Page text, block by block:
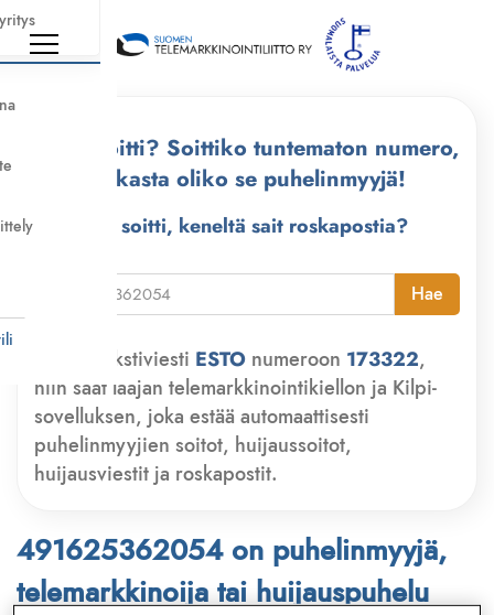
Kuka soitti? Soittiko tuntematon numero,
tarkasta oliko se puhelinmyyjä!
Kuka soitti, keneltä sait roskapostia?
Hae
Lähetä tekstiviesti ESTO numeroon 173322,
niin saat laajan telemarkkinointikiellon ja Kilpi-
sovelluksen, joka estää automaattisesti
puhelinmyyjien soitot, huijaussoitot,
huijausviestit ja roskapostit.
491625362054 on puhelinmyyjä,
telemarkkinoija tai huijauspuhelu